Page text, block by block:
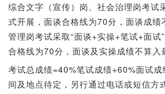
综合文字（宣传）岗、社会治理岗考试
式开展，面谈合格线为70分，面谈成绩
管理岗考试采取“面谈+实操+笔试+面试
合格线为70分，面谈及实操成绩不算入
考试总成绩=40%笔试成绩+60%面试
间及地点待定，另行通过电话或短信方